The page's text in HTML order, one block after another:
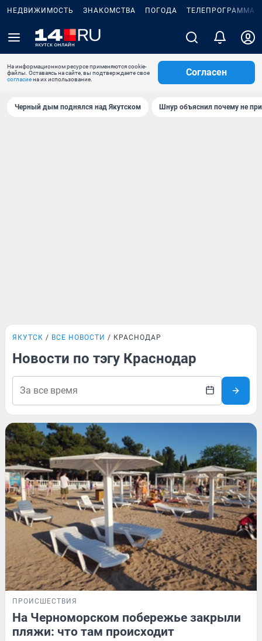
НЕДВИЖИМОСТЬ ЗНАКОМСТВА ПОГОДА ТЕЛЕПРОГРАММА
На информационном ресурсе применяются cookie-
файлы. Оставаясь на сайте, вы подтверждаете свое
согласиена их использование.
Согласен
Черный дым поднялся над Якутском Шнур объяснил почему не
ЯКУТСК ВСЕ НОВОСТИ КРАСНОДАР
Новости по тэгу Краснодар
ПРОИСШЕСТВИЯ
На Черноморском побережье закрыли
пляжи: что там происходит